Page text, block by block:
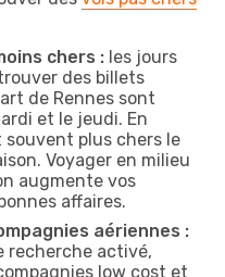
chers : les jours
des billets
de Rennes sont
et le jeudi. En
plus chers le
Voyager en milieu
augmente vos
affaires.
aériennes :
recherche activé,
low cost et